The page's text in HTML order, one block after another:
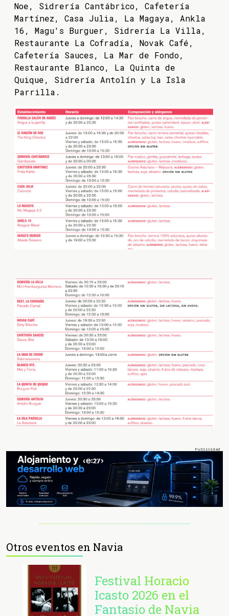
Noe, Sidrería Cantábrico, Cafetería
Martínez, Casa Julia, La Magaya, Ankla
16, Magu's Burguer, Sidrería La Villa,
Restaurante La Cofradía, Novak Café,
Cafetería Sauces, La Mar de Fondo,
Restaurante Blanco, La Quinta de
Quique, Sidrería Antolín y La Isla
Parrilla.
Otros eventos en Navia
Festival Horacio
Icasto 2026 en el
Fantasio de Navia